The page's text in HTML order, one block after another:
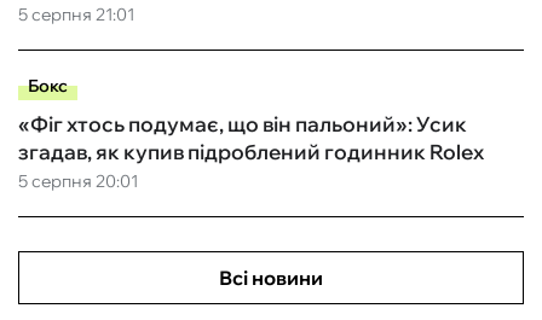
5 серпня 21:01
Бокс
5 серпня 20:01
«Фіг хтось подумає, що він пальоний»: Усик
згадав, як купив підроблений годинник Rolex
Всі новини